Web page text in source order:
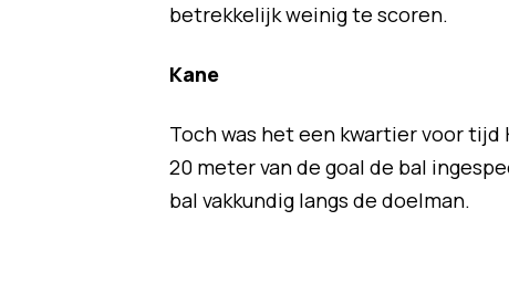
betrekkelijk weinig te scoren.
Kane
Toch was het een kwartier voor
20 meter van de goal de bal
bal vakkundig langs de doelman.